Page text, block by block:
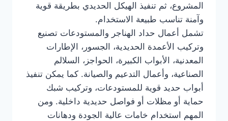
المشروع، ثم تنفيذ الهيكل الحديدي بطريقة قوية
وآمنة تناسب طبيعة الاستخدام.
تشمل أعمال حداد الهناجر والمستودعات تصنيع
وتركيب الأعمدة الحديدية، الجسور، الإطارات
المعدنية، الأبواب الكبيرة، الحواجز، السلالم
الصناعية، وأعمال التدعيم والصيانة. كما يمكن تنفيذ
أبواب حديد قوية للمستودعات، وتركيب شبك
حماية أو مظلات أو فواصل حديدية داخلية. ومن
المهم استخدام خامات عالية الجودة ودهانات